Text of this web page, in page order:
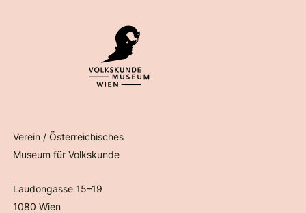
Verein / Österreichisches
Museum für Volkskunde
Laudongasse 15–19
1080 Wien